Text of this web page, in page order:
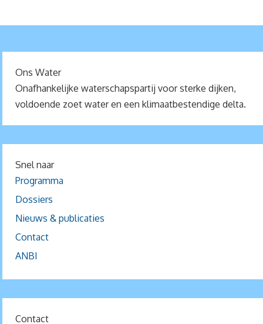
Ons Water
Onafhankelijke waterschapspartij voor sterke dijken,
voldoende zoet water en een klimaatbestendige delta.
Snel naar
Programma
Dossiers
Nieuws & publicaties
Contact
ANBI
Contact